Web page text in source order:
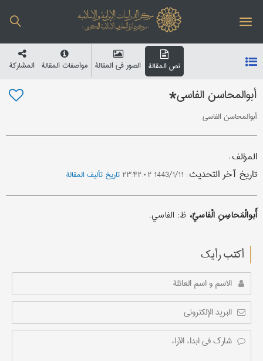
نص المقالة الصور في المقالة مواصفات المقالة المشارکة
أبوالمحاسن الفاسي*
أبوالمحاسن الفاسي
المؤلف:
تاریخ آخر التحدیث: 1443/1/11 ۲۳:۴۲:۰۲ تاریخ تألیف المقالة
أَبوالْمَحاسِنِ الْفاسيّ، ظ: الفاسي.
أکتب رأیك